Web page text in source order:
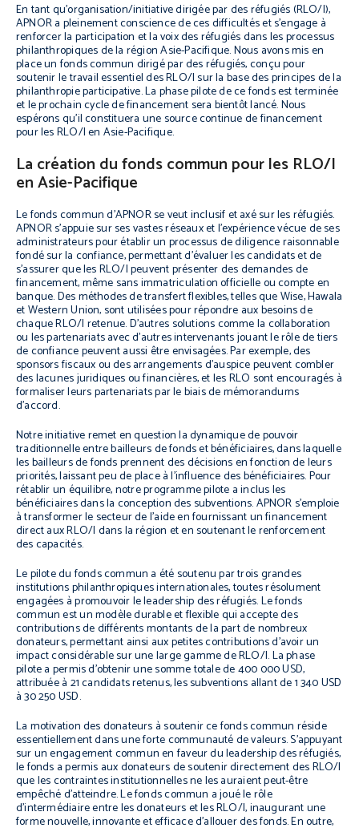
En tant qu’organisation/initiative dirigée par des réfugiés (RLO/I),
APNOR a pleinement conscience de ces difficultés et s’engage à
renforcer la participation et la voix des réfugiés dans les processus
philanthropiques de la région Asie-Pacifique. Nous avons mis en
place un fonds commun dirigé par des réfugiés, conçu pour
soutenir le travail essentiel des RLO/I sur la base des principes de la
philanthropie participative. La phase pilote de ce fonds est terminée
et le prochain cycle de financement sera bientôt lancé. Nous
espérons qu’il constituera une source continue de financement
pour les RLO/I en Asie-Pacifique.
La création du fonds commun pour les RLO/I
en Asie-Pacifique
Le fonds commun d’APNOR se veut inclusif et axé sur les réfugiés.
APNOR s’appuie sur ses vastes réseaux et l’expérience vécue de ses
administrateurs pour établir un processus de diligence raisonnable
fondé sur la confiance, permettant d’évaluer les candidats et de
s’assurer que les RLO/I peuvent présenter des demandes de
financement, même sans immatriculation officielle ou compte en
banque. Des méthodes de transfert flexibles, telles que Wise, Hawala
et Western Union, sont utilisées pour répondre aux besoins de
chaque RLO/I retenue. D’autres solutions comme la collaboration
ou les partenariats avec d’autres intervenants jouant le rôle de tiers
de confiance peuvent aussi être envisagées. Par exemple, des
sponsors fiscaux ou des arrangements d’auspice peuvent combler
des lacunes juridiques ou financières, et les RLO sont encouragés à
formaliser leurs partenariats par le biais de mémorandums
d’accord.
Notre initiative remet en question la dynamique de pouvoir
traditionnelle entre bailleurs de fonds et bénéficiaires, dans laquelle
les bailleurs de fonds prennent des décisions en fonction de leurs
priorités, laissant peu de place à l’influence des bénéficiaires. Pour
rétablir un équilibre, notre programme pilote a inclus les
bénéficiaires dans la conception des subventions. APNOR s’emploie
à transformer le secteur de l’aide en fournissant un financement
direct aux RLO/I dans la région et en soutenant le renforcement
des capacités.
Le pilote du fonds commun a été soutenu par trois grandes
institutions philanthropiques internationales, toutes résolument
engagées à promouvoir le leadership des réfugiés. Le fonds
commun est un modèle durable et flexible qui accepte des
contributions de différents montants de la part de nombreux
donateurs, permettant ainsi aux petites contributions d’avoir un
impact considérable sur une large gamme de RLO/I. La phase
pilote a permis d’obtenir une somme totale de 400 000 USD,
attribuée à 21 candidats retenus, les subventions allant de 1 340 USD
à 30 250 USD.
La motivation des donateurs à soutenir ce fonds commun réside
essentiellement dans une forte communauté de valeurs. S’appuyant
sur un engagement commun en faveur du leadership des réfugiés,
le fonds a permis aux donateurs de soutenir directement des RLO/I
que les contraintes institutionnelles ne les auraient peut-être
empêché d’atteindre. Le fonds commun a joué le rôle
d’intermédiaire entre les donateurs et les RLO/I, inaugurant une
forme nouvelle, innovante et efficace d’allouer des fonds. En outre,